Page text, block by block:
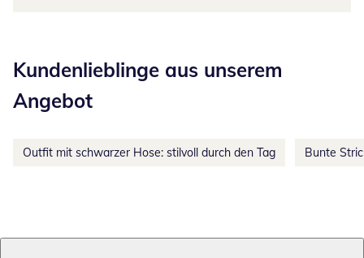
Kundenlieblinge aus unserem
Angebot
Outfit mit schwarzer Hose: stilvoll durch den Tag Bunte